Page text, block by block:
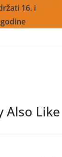
16. i
Also Like